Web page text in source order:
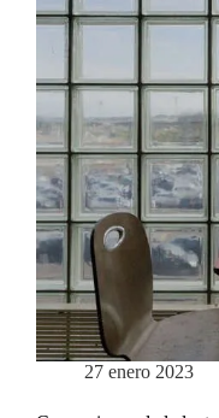
27 enero 2023